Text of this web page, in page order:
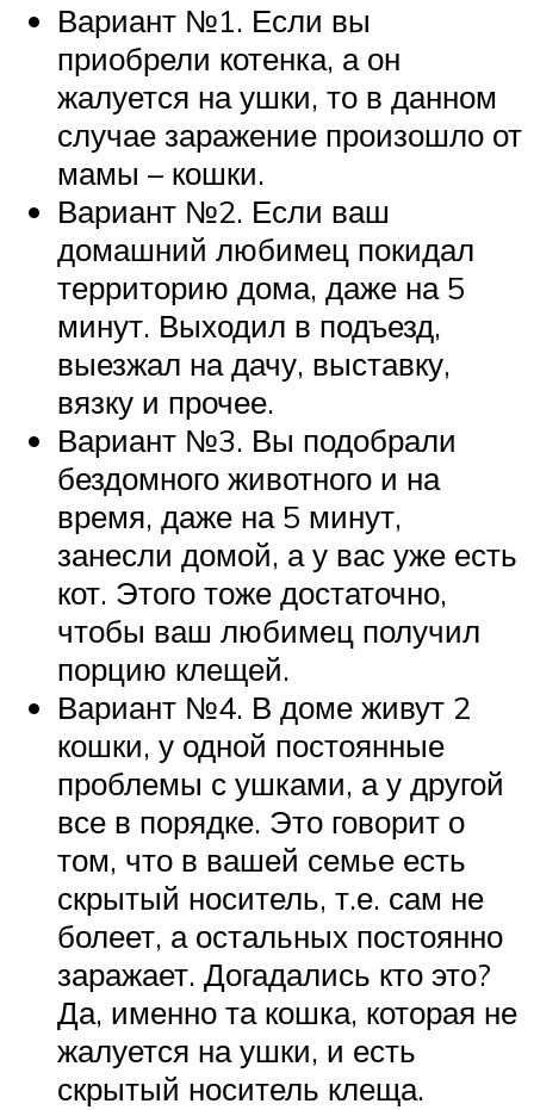
Вариант №1. Если вы
приобрели котенка, а он
жалуется на ушки, то в данном
случае заражение произошло от
мамы – кошки.
Вариант №2. Если ваш
домашний любимец покидал
территорию дома, даже на 5
минут. Выходил в подъезд,
выезжал на дачу, выставку,
вязку и прочее.
Вариант №3. Вы подобрали
бездомного животного и на
время, даже на 5 минут,
занесли домой, а у вас уже есть
кот. Этого тоже достаточно,
чтобы ваш любимец получил
порцию клещей.
Вариант №4. В доме живут 2
кошки, у одной постоянные
проблемы с ушками, а у другой
все в порядке. Это говорит о
том, что в вашей семье есть
скрытый носитель, т.е. сам не
болеет, а остальных постоянно
заражает. Догадались кто это?
Да, именно та кошка, которая не
жалуется на ушки, и есть
скрытый носитель клеща.